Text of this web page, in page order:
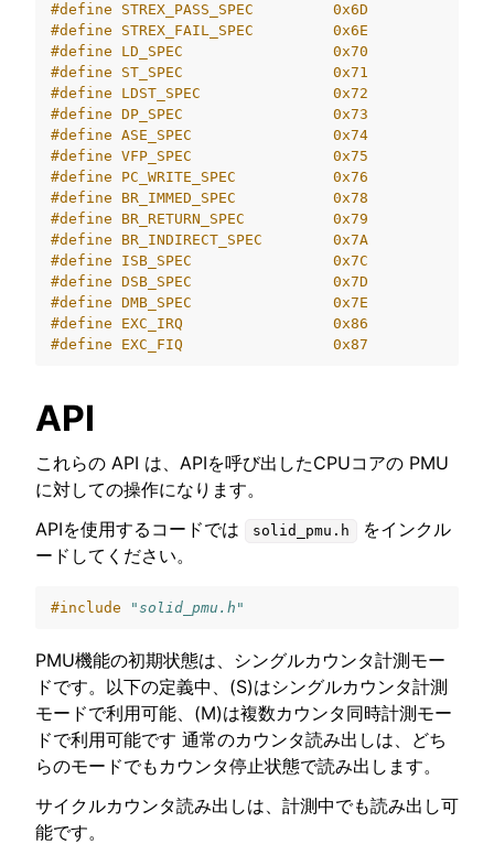
#define STREX_PASS_SPEC         0x6D
#define STREX_FAIL_SPEC         0x6E
#define LD_SPEC                 0x70
#define ST_SPEC                 0x71
#define LDST_SPEC               0x72
#define DP_SPEC                 0x73
#define ASE_SPEC                0x74
#define VFP_SPEC                0x75
#define PC_WRITE_SPEC           0x76
#define BR_IMMED_SPEC           0x78
#define BR_RETURN_SPEC          0x79
#define BR_INDIRECT_SPEC        0x7A
#define ISB_SPEC                0x7C
#define DSB_SPEC                0x7D
#define DMB_SPEC                0x7E
#define EXC_IRQ                 0x86
#define EXC_FIQ                 0x87
API
これらの API は、APIを呼び出したCPUコアの PMU
に対しての操作になります。
APIを使用するコードでは
solid_pmu.h
をインクル
ードしてください。
#include "solid_pmu.h"
PMU機能の初期状態は、シングルカウンタ計測モー
ドです。以下の定義中、(S)はシングルカウンタ計測
モードで利用可能、(M)は複数カウンタ同時計測モー
ドで利用可能です 通常のカウンタ読み出しは、どち
らのモードでもカウンタ停止状態で読み出します。
サイクルカウンタ読み出しは、計測中でも読み出し可
能です。